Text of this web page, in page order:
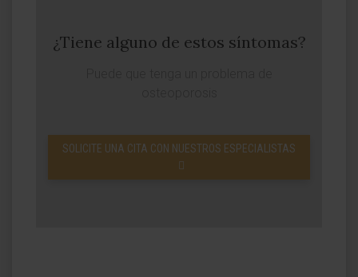
¿Tiene alguno de estos síntomas?
SOLICITE UNA CITA CON NUESTROS ESPECIALISTAS